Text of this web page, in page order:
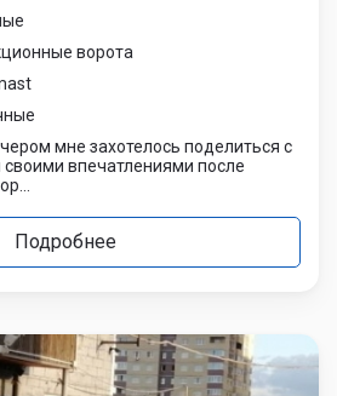
ворота
мне захотелось поделиться с
своими впечатлениями после
Подробнее